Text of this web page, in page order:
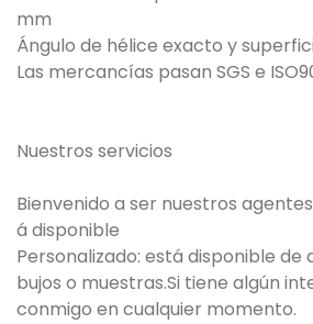
mm
Ángulo de hélice exacto y
Las mercancías pasan SGS e
Nuestros servicios
Bienvenido a ser nuestros
á disponible
Personalizado: está disponible de
bujos o muestras.Si tiene algún
conmigo en cualquier momento.